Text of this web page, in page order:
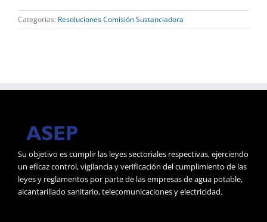
Categorías: Resoluciones Comisión Sustanciadora
Su objetivo es cumplir las leyes sectoriales respectivas, ejerciendo
un eficaz control, vigilancia y verificación del cumplimiento de las
leyes y reglamentos por parte de las empresas de agua potable,
alcantarillado sanitario, telecomunicaciones y electricidad.